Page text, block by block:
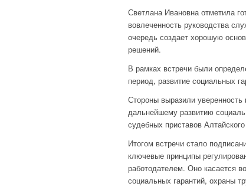
Светлана Ивановна отметила
вовлеченность руководства
очередь создает хорошую
решений.
В рамках встречи были
период, развитие социальных
Стороны выразили
дальнейшему развитию
судебных приставов
Итогом встречи стало
ключевые принципы
работодателем. Оно касается
социальных гарантий, охраны